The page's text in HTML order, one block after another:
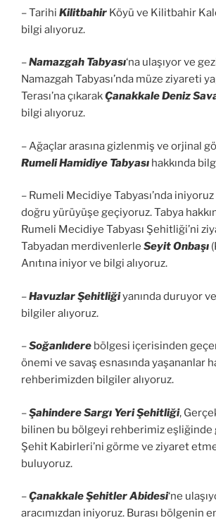
– Tarihi Kilitbahir Köyü ve Kilitbahir
bilgi alıyoruz.
–Namazgah Tabyası‘na ulaşıyor ve
Namazgah Tabyası’nda müze ziyareti
Terası’na çıkarakÇanakkale Deniz
bilgi alıyoruz.
– Ağaçlar arasına gizlenmiş ve orjinal
Rumeli Hamidiye Tabyası hakkında
– Rumeli Mecidiye Tabyası’nda
doğru yürüyüşe geçiyoruz. Tabya
Rumeli Mecidiye Tabyası Şehitliği’ni
Tabyadan merdivenlerle Seyit Onbaşı
Anıtına iniyor ve bilgi alıyoruz.
–Havuzlar Şehitliğiyanında duruyor
bilgiler alıyoruz.
–Soğanlıdere bölgesi içerisinden
önemi ve savaş esnasında yaşananlar
rehberimizden bilgiler alıyoruz.
–Şahindere Sargı Yeri Şehitliği,
bilinen bu bölgeyi rehberimiz eşliğinde
Şehit Kabirleri’ni görme ve ziyaret
buluyoruz.
–Çanakkale Şehitler Abidesi‘ne
aracımızdan iniyoruz. Burası bölgenin